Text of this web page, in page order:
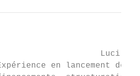
Lucille
en lancement de